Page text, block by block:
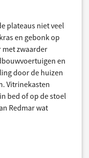
plateaus niet veel
en gebonk op
met zwaarder
en
door de huizen
Vitrinekasten
bed of op de stoel
Redmar wat